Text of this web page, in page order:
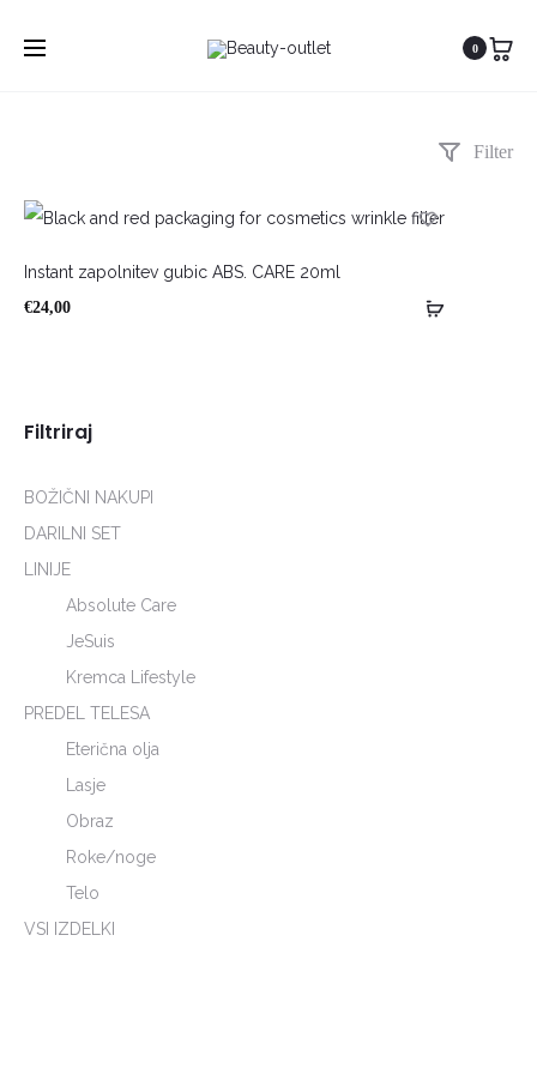
0
Filter
Instant zapolnitev gubic ABS. CARE 20ml
€24,00
Filtriraj
BOŽIČNI NAKUPI
DARILNI SET
LINIJE
Absolute Care
JeSuis
Kremca Lifestyle
PREDEL TELESA
Eterična olja
Lasje
Obraz
Roke/noge
Telo
VSI IZDELKI